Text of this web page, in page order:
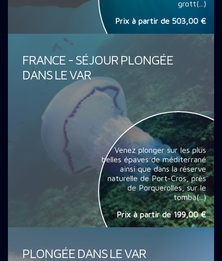
grott(...)
Prix à partir de 503,00 €
FRANCE - SÉJOUR PLONGÉE
DANS LE VAR
Venez plonger sur les plus
belles épaves de méditerrané
ainsi que dans la réserve
naturelle de Port-Cros, près
de Porquerolles, sur le
tomba(...)
Prix à partir de199,00 €
PLONGÉE DANS LE VAR